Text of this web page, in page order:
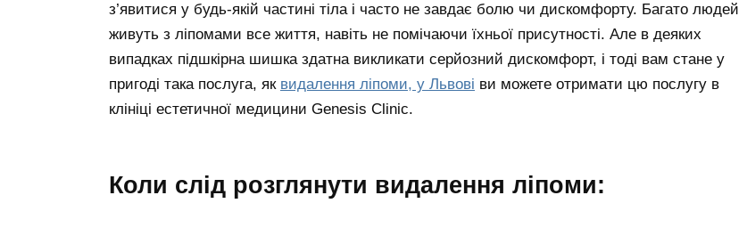
з’явитися у будь-якій частині тіла і часто не завдає болю чи дискомфорту. Багато людей
живуть з ліпомами все життя, навіть не помічаючи їхньої присутності. Але в деяких
випадках підшкірна шишка здатна викликати серйозний дискомфорт, і тоді вам стане у
пригоді така послуга, як видалення ліпоми, у Львові ви можете отримати цю послугу в
клініці естетичної медицини Genesis Clinic.
Коли слід розглянути видалення ліпоми: